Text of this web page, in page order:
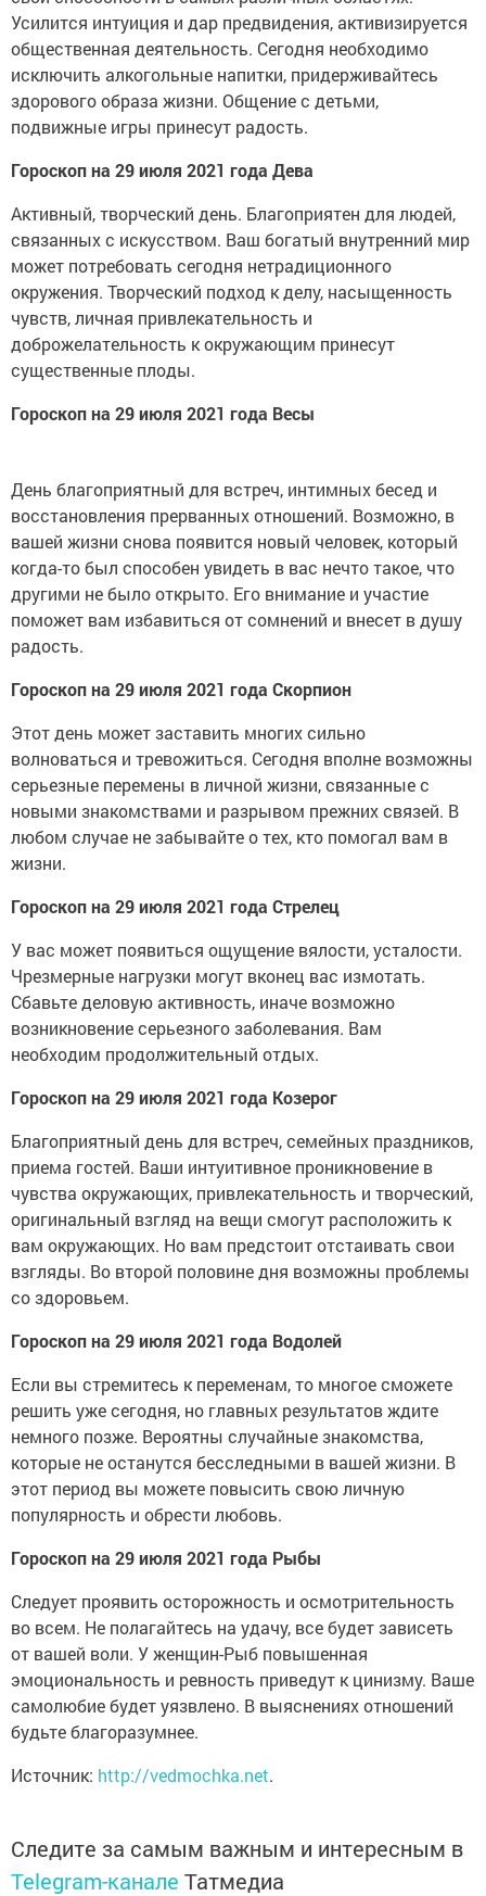
Усилится интуиция и дар предвидения, активизируется
общественная деятельность. Сегодня необходимо
исключить алкогольные напитки, придерживайтесь
здорового образа жизни. Общение с детьми,
подвижные игры принесут радость.
Гороскоп на 29 июля 2021 года Дева
Активный, творческий день. Благоприятен для людей,
связанных с искусством. Ваш богатый внутренний мир
может потребовать сегодня нетрадиционного
окружения. Творческий подход к делу, насыщенность
чувств, личная привлекательность и
доброжелательность к окружающим принесут
существенные плоды.
Гороскоп на 29 июля 2021 года Весы
День благоприятный для встреч, интимных бесед и
восстановления прерванных отношений. Возможно, в
вашей жизни снова появится новый человек, который
когда-то был способен увидеть в вас нечто такое, что
другими не было открыто. Его внимание и участие
поможет вам избавиться от сомнений и внесет в душу
радость.
Гороскоп на 29 июля 2021 года Скорпион
Этот день может заставить многих сильно
волноваться и тревожиться. Сегодня вполне возможны
серьезные перемены в личной жизни, связанные с
новыми знакомствами и разрывом прежних связей. В
любом случае не забывайте о тех, кто помогал вам в
жизни.
Гороскоп на 29 июля 2021 года Стрелец
У вас может появиться ощущение вялости, усталости.
Чрезмерные нагрузки могут вконец вас измотать.
Сбавьте деловую активность, иначе возможно
возникновение серьезного заболевания. Вам
необходим продолжительный отдых.
Гороскоп на 29 июля 2021 года Козерог
Благоприятный день для встреч, семейных праздников,
приема гостей. Ваши интуитивное проникновение в
чувства окружающих, привлекательность и творческий,
оригинальный взгляд на вещи смогут расположить к
вам окружающих. Но вам предстоит отстаивать свои
взгляды. Во второй половине дня возможны проблемы
со здоровьем.
Гороскоп на 29 июля 2021 года Водолей
Если вы стремитесь к переменам, то многое сможете
решить уже сегодня, но главных результатов ждите
немного позже. Вероятны случайные знакомства,
которые не останутся бесследными в вашей жизни. В
этот период вы можете повысить свою личную
популярность и обрести любовь.
Гороскоп на 29 июля 2021 года Рыбы
Следует проявить осторожность и осмотрительность
во всем. Не полагайтесь на удачу, все будет зависеть
от вашей воли. У женщин-Рыб повышенная
эмоциональность и ревность приведут к цинизму. Ваше
самолюбие будет уязвлено. В выяснениях отношений
будьте благоразумнее.
Источник: http://vedmochka.net.
Следите за самым важным и интересным в
Telegram-канале Татмедиа